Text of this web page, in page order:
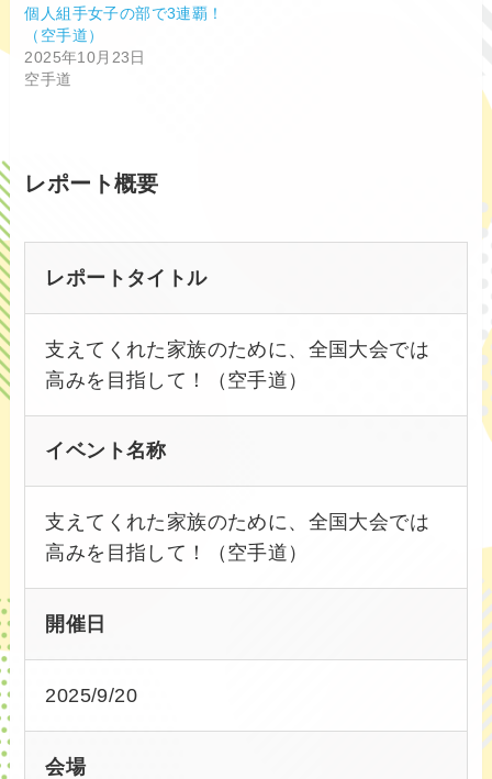
個人組手女子の部で3連覇！
（空手道）
2025年10月23日
空手道
レポート概要
レポートタイトル
支えてくれた家族のために、全国大会では
高みを目指して！（空手道）
イベント名称
支えてくれた家族のために、全国大会では
高みを目指して！（空手道）
開催日
2025/9/20
会場